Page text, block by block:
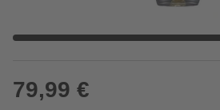
79,99 €